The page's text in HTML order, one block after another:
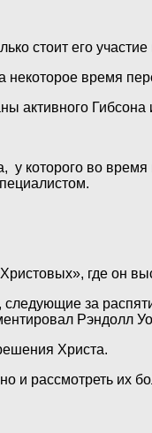
стоит его
некоторое время
активного
которого во
где он
за
Рэндолл
Христа.
и рассмотреть их